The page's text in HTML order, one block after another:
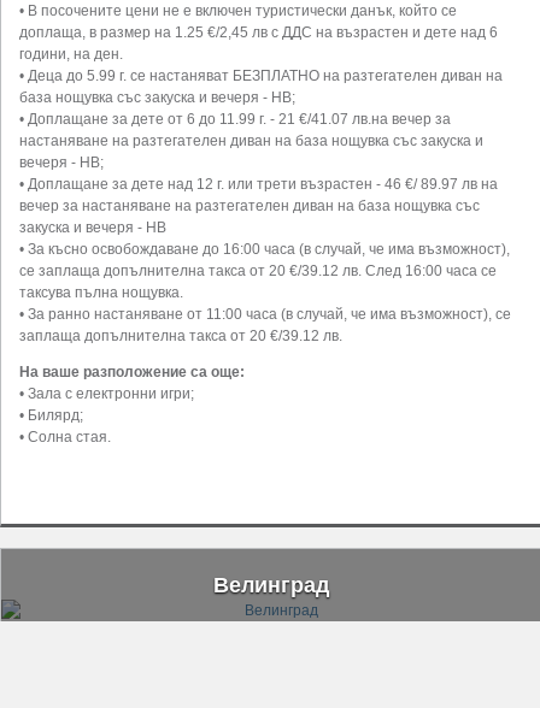
• В посочените цени не е включен туристически данък, който се
доплаща, в размер на 1.25 €/2,45 лв с ДДС на възрастен и дете над 6
години, на ден.
• Деца до 5.99 г. се настаняват БЕЗПЛАТНО на разтегателен диван на
база нощувка със закуска и вечеря - НВ;
• Доплащане за дете от 6 до 11.99 г. - 21 €/41.07 лв.на вечер за
настаняване на разтегателен диван на база нощувка със закуска и
вечеря - НВ;
• Доплащане за дете над 12 г. или трети възрастен - 46 €/ 89.97 лв на
вечер за настаняване на разтегателен диван на база нощувка със
закуска и вечеря - НВ
• За късно освобождаване до 16:00 часа (в случай, че има възможност),
се заплаща допълнителна такса от 20 €/39.12 лв. След 16:00 часа се
таксува пълна нощувка.
• За ранно настаняване от 11:00 часа (в случай, че има възможност), се
заплаща допълнителна такса от 20 €/39.12 лв.
На ваше разположение са още:
• Зала с електронни игри;
• Билярд;
• Солна стая.
Велинград